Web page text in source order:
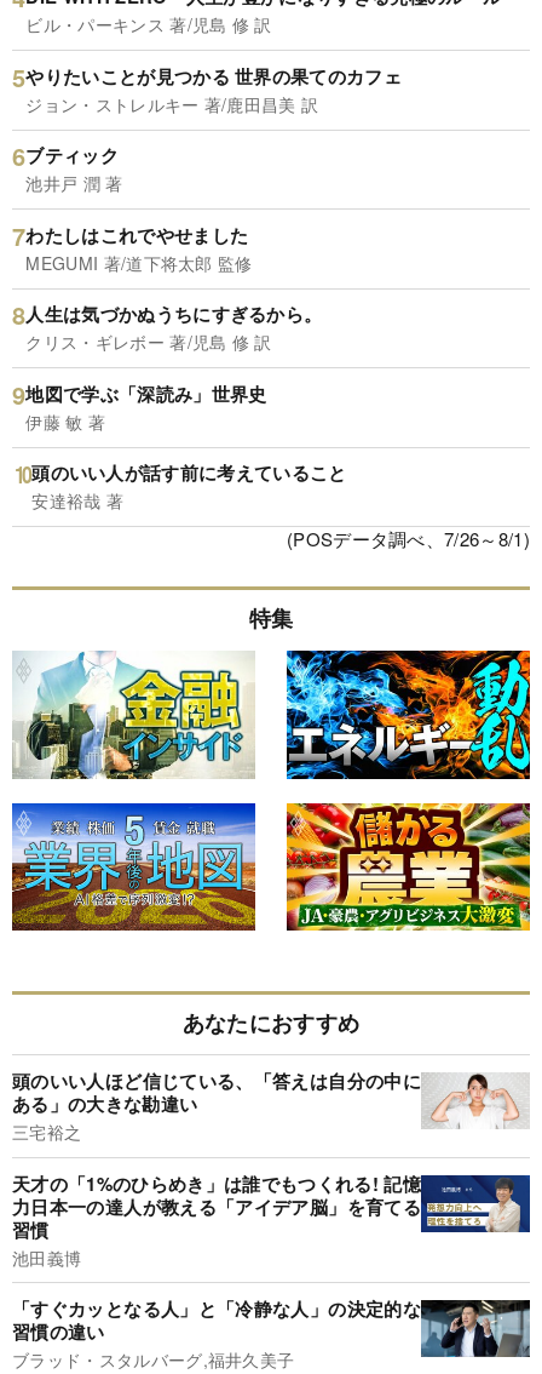
ビル・パーキンス 著/児島 修 訳
やりたいことが見つかる 世界の果てのカフェ
ジョン・ストレルキー 著/鹿田昌美 訳
ブティック
池井戸 潤 著
わたしはこれでやせました
MEGUMI 著/道下将太郎 監修
人生は気づかぬうちにすぎるから。
クリス・ギレボー 著/児島 修 訳
地図で学ぶ「深読み」世界史
伊藤 敏 著
頭のいい人が話す前に考えていること
安達裕哉 著
(POSデータ調べ、7/26～8/1)
特集
あなたにおすすめ
頭のいい人ほど信じている、「答えは自分の中に
ある」の大きな勘違い
三宅裕之
天才の「1%のひらめき」は誰でもつくれる! 記憶
力日本一の達人が教える「アイデア脳」を育てる
習慣
池田義博
「すぐカッとなる人」と「冷静な人」の決定的な
習慣の違い
ブラッド・スタルバーグ,福井久美子